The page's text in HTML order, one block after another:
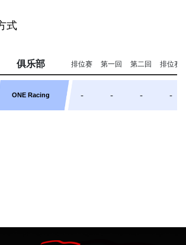
式
俱乐部 排位赛 第一回 第二回 排位赛
ONE Racing - - - -